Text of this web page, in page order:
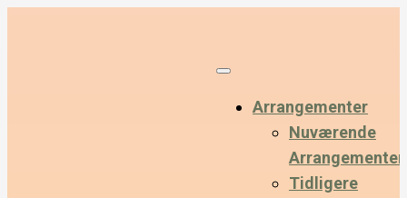
Arrangementer
Nuværende
Arrangementer
Tidligere